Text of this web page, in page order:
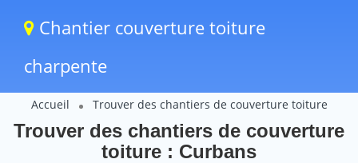
Chantier couverture toiture
charpente
Accueil Trouver des chantiers de couverture toiture
Trouver des chantiers de couverture
toiture : Curbans